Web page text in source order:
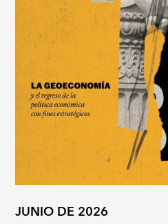
JUNIO DE 2026